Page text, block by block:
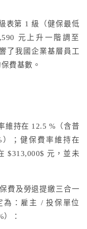
表第 1 級（健保最低
元上升一階調至
了我國企業基層員工
費基數。
維持在 12.5 %（含普
；健保費率維持在
$313,000$ 元，並未
費及勞退提繳三合一
為：雇主 / 投保單位
：